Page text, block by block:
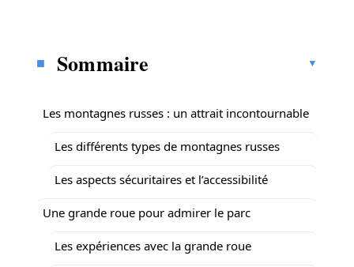
Sommaire
Les montagnes russes : un attrait incontournable
Les différents types de montagnes russes
Les aspects sécuritaires et l’accessibilité
Une grande roue pour admirer le parc
Les expériences avec la grande roue